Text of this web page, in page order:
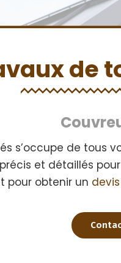
de
s’occupe de tous
et détaillés
pour obtenir un